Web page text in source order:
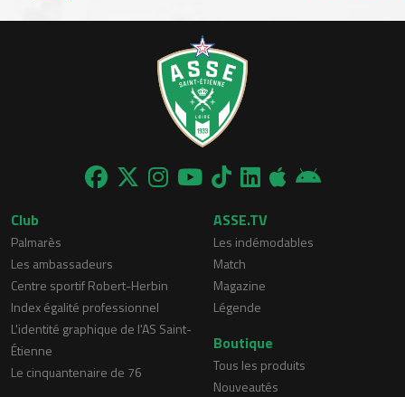
Club
Palmarès
Les ambassadeurs
Centre sportif Robert-Herbin
Index égalité professionnel
L'identité graphique de l'AS Saint-
Étienne
Le cinquantenaire de 76
ASSE.TV
Les indémodables
Match
Magazine
Légende
Boutique
Tous les produits
Nouveautés